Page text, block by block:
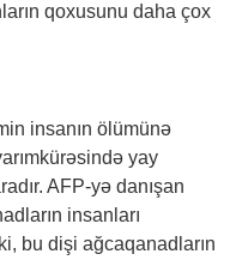
qoxusunu daha çox
insanın ölümünə
yay
AFP-yə danışan
insanları
bu dişi ağcaqanadların